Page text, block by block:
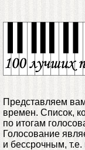
Представляем
времен. Список,
по итогам
Голосование
и бессрочным,